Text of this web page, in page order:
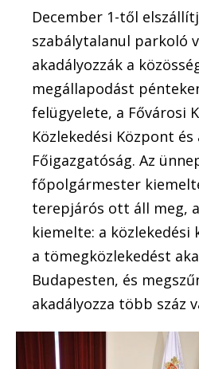
December 1-től
szabálytalanul parkoló
akadályozzák a
megállapodást
felügyelete, a Fővárosi
Közlekedési Központ
Főigazgatóság. Az
főpolgármester
terepjárós ott áll meg,
kiemelte: a
a tömegközlekedést
Budapesten, és
akadályozza több száz